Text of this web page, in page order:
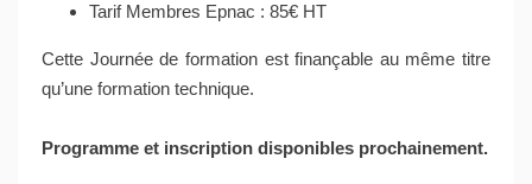
Tarif Membres Epnac : 85€ HT
Cette Journée de formation est finançable au même titre
qu’une formation technique.
Programme et inscription disponibles prochainement.